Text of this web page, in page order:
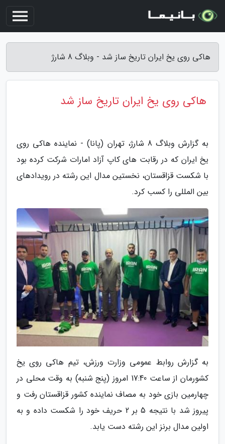
هاکی روی یخ ایران تاریخ ساز شد - وبلاگ 8 شارژ
هاکی روی یخ ایران تاریخ ساز شد
به گزارش وبلاگ 8 شارژ، تهران (پانا) - نماینده هاکی روی
یخ ایران که در رقابت های کاپ آزاد امارات شرکت کرده بود
با شکست قزاقستان، نخستین مدال این رشته در رویدادهای
بین المللی را کسب کرد.
به گزارش روابط عمومی وزارت ورزش، تیم هاکی روی یخ
کشورمان از ساعت 17:40 امروز (پنج شنبه) به وقت محلی در
چهارمین بازی خود به مصاف نماینده کشور قزاقستان رفت و
پیروز شد با نتیجه 5 بر 2 حریف خود را شکست داده و به
اولین مدال برنز این رشته دست یابد.